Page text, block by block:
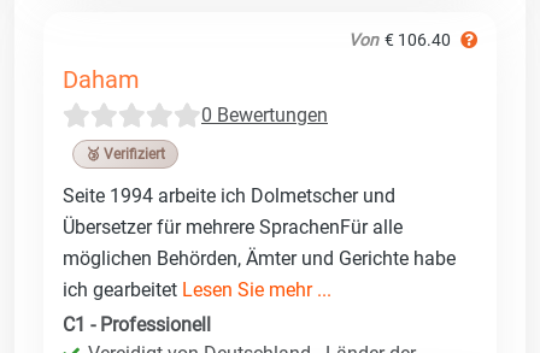
Von € 106.40
Daham
0 Bewertungen
🥉 Verifiziert
Seite 1994 arbeite ich Dolmetscher und
Übersetzer für mehrere SprachenFür alle
möglichen Behörden, Ämter und Gerichte habe
ich gearbeitet Lesen Sie mehr ...
C1 - Professionell